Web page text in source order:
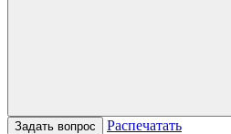
Задать вопрос
Распечатать